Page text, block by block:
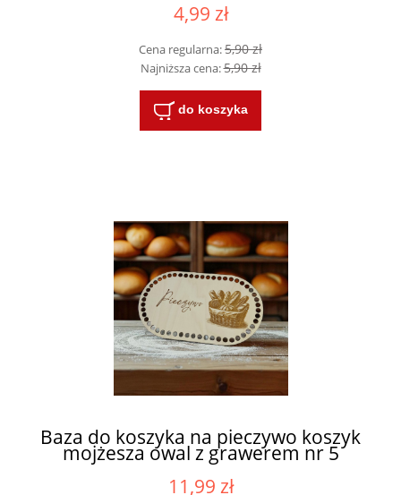
4,99 zł
Cena regularna:5,90 zł
Najniższa cena:5,90 zł
do koszyka
Baza do koszyka na pieczywo koszyk
mojżesza owal z grawerem nr 5
11,99 zł